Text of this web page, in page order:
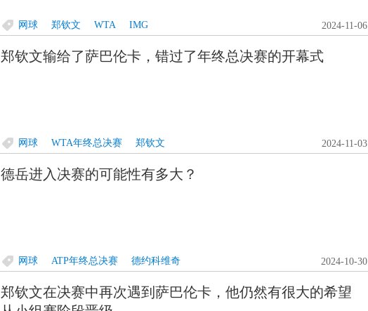
网球 郑钦文 WTA IMG 2024-11-06
郑钦文输给了萨巴伦卡，错过了年终总决赛的开幕式
网球 WTA年终总决赛 郑钦文 2024-11-03
德岳进入决赛的可能性有多大？
网球 ATP年终总决赛 德约科维奇 2024-10-30
郑钦文在决赛中再次遇到萨巴伦卡，他仍然有很大的希望